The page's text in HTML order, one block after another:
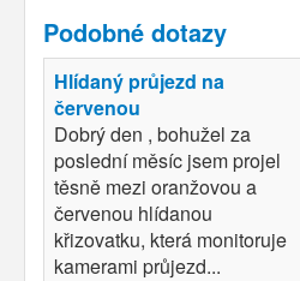
Podobné dotazy
Hlídaný průjezd na
červenou
Dobrý den , bohužel za
poslední měsíc jsem projel
těsně mezi oranžovou a
červenou hlídanou
křizovatku, která monitoruje
kamerami průjezd...